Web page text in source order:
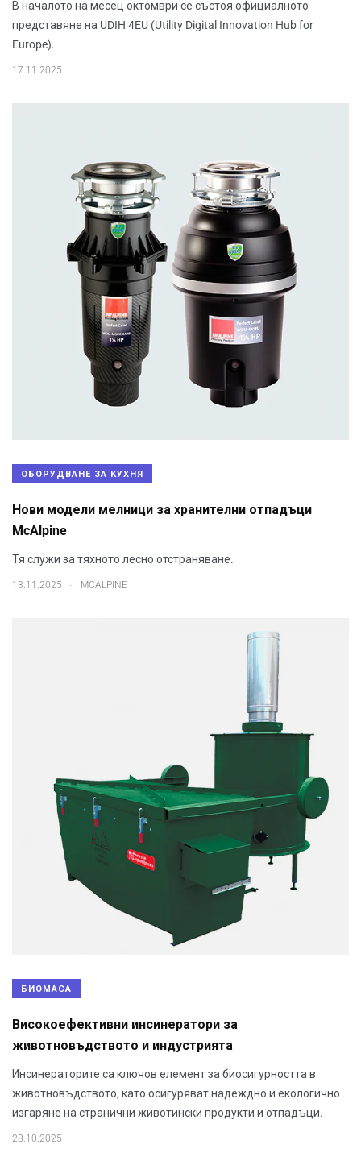
В началото на месец октомври се състоя официалното
представяне на UDIH 4EU (Utility Digital Innovation Hub for
Europe).
17.11.2025
ОБОРУДВАНЕ ЗА КУХНЯ
Нови модели мелници за хранителни отпадъци
McAlpine
Тя служи за тяхното лесно отстраняване.
13.11.2025 . MCALPINE
БИОМАСА
Високоефективни инсинератори за
животновъдството и индустрията
Инсинераторите са ключов елемент за биосигурността в
животновъдството, като осигуряват надеждно и екологично
изгаряне на странични животински продукти и отпадъци.
28.10.2025